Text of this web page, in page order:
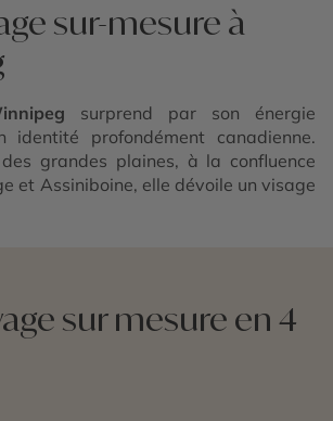
sur-mesure à
surprend par son énergie
identité profondément canadienne.
grandes plaines, à la confluence
et Assiniboine, elle dévoile un visage
héritage historique et créativité
c’est découvrir un carrefour
majeur. Le site de The Forks, lieu
des millénaires, témoigne du rôle
sur mesure en 4